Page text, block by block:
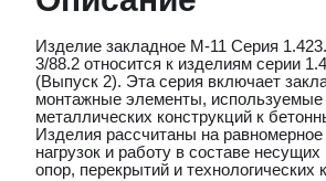
Изделие закладное М-11 Серия
3/88.2 относится к изделиям серии
(Выпуск 2). Эта серия включает
монтажные элементы, используемые
металлических конструкций к
Изделия рассчитаны на
нагрузок и работу в составе несущих
опор, перекрытий и технологических